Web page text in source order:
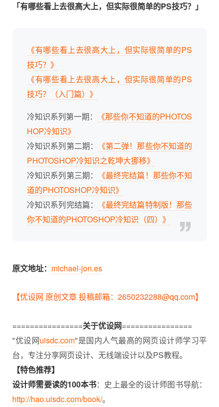
「有哪些看上去很高大上，但实际很简单的PS技巧？」
《有哪些看上去很高大上，但实际很简单的PS
技巧？》
《有哪些看上去很高大上，但实际很简单的PS
技巧？（入门篇）》
冷知识系列第一期：
《那些你不知道的PHOTOS
HOP冷知识》
冷知识系列第二期：
《第二弹！那些你不知道的
PHOTOSHOP冷知识之乾坤大挪移》
冷知识系列第三期：
《最终完结篇！那些你不知
道的PHOTOSHOP冷知识》
冷知识系列完结篇：
《最终完结篇特制版！那些
你不知道的PHOTOSHOP冷知识（四）》
原文地址： michael-jon.es
【优设网 原创文章 投稿邮箱：2650232288@qq.com】
================关于优设网================
"优设网uisdc.com"是国内人气最高的网页设计师学习平
台，专注分享网页设计、无线端设计以及PS教程。
【特色推荐】
设计师需要读的100本书：史上最全的设计师图书导航：
http://hao.uisdc.com/book/。